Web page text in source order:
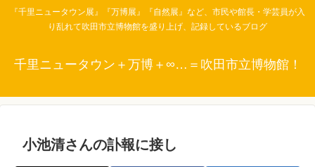
『千里ニュータウン展』『万博展』『自然展』など、市民や館長・学芸員が入
り乱れて吹田市立博物館を盛り上げ、記録しているブログ
千里ニュータウン＋万博＋∞…＝吹田市立博物館！
小池清さんの訃報に接し